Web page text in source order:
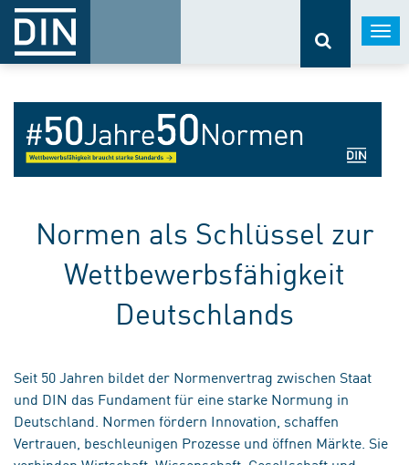
Normen als Schlüssel zur
Wettbewerbsfähigkeit
Deutschlands
Seit 50 Jahren bildet der Normenvertrag zwischen Staat
und DIN das Fundament für eine starke Normung in
Deutschland. Normen fördern Innovation, schaffen
Vertrauen, beschleunigen Prozesse und öffnen Märkte. Sie